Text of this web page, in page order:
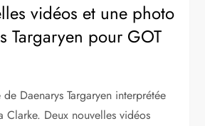
vidéos et une photo
Targaryen pour GOT
Daenarys Targaryen interprétée
Clarke. Deux nouvelles vidéos